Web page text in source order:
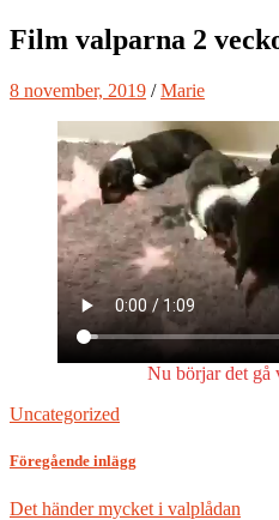
Film valparna 2
8 november, 2019 /Marie
Nu börjar det
Uncategorized
Föregående inlägg
Det händer mycket i valplådan